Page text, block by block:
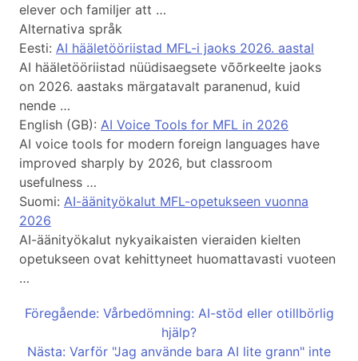
elever och familjer att …
Alternativa språk
Eesti: AI hääletööriistad MFL-i jaoks 2026. aastal
AI hääletööriistad nüüdisaegsete võõrkeelte jaoks
on 2026. aastaks märgatavalt paranenud, kuid
nende …
English (GB): AI Voice Tools for MFL in 2026
AI voice tools for modern foreign languages have
improved sharply by 2026, but classroom
usefulness …
Suomi: AI-äänityökalut MFL-opetukseen vuonna
2026
AI-äänityökalut nykyaikaisten vieraiden kielten
opetukseen ovat kehittyneet huomattavasti vuoteen
…
Föregående: Vårbedömning: AI-stöd eller otillbörlig
hjälp?
Nästa: Varför "Jag använde bara AI lite grann" inte